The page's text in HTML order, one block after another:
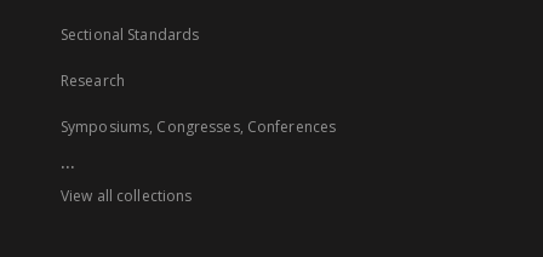
Sectional Standards
Research
Symposiums, Congresses, Conferences
...
View all collections